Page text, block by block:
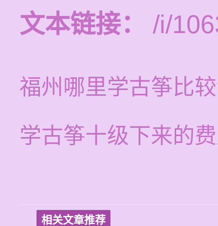
文本链接：
/i/
福州哪里学古筝比
学古筝十级下来的
相关文章推荐